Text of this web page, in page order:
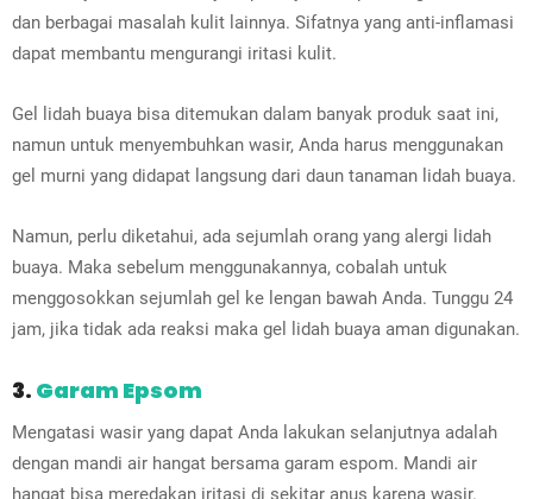
dan berbagai masalah kulit lainnya. Sifatnya yang anti-inflamasi
dapat membantu mengurangi iritasi kulit.
Gel lidah buaya bisa ditemukan dalam banyak produk saat ini,
namun untuk menyembuhkan wasir, Anda harus menggunakan
gel murni yang didapat langsung dari daun tanaman lidah buaya.
Namun, perlu diketahui, ada sejumlah orang yang alergi lidah
buaya. Maka sebelum menggunakannya, cobalah untuk
menggosokkan sejumlah gel ke lengan bawah Anda. Tunggu 24
jam, jika tidak ada reaksi maka gel lidah buaya aman digunakan.
3. Garam Epsom
Mengatasi wasir yang dapat Anda lakukan selanjutnya adalah
dengan mandi air hangat bersama garam espom. Mandi air
hangat bisa meredakan iritasi di sekitar anus karena wasir.